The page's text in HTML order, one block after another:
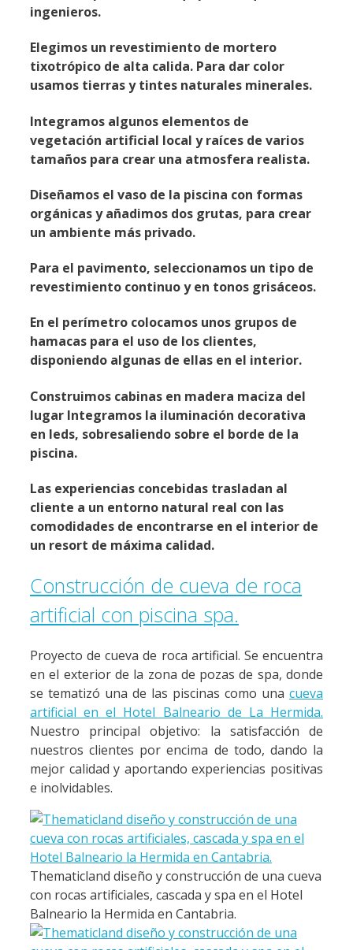
ingenieros.
Elegimos un revestimiento de mortero
tixotrópico de alta calida. Para dar color
usamos tierras y tintes naturales minerales.
Integramos algunos elementos de
vegetación artificial local y raíces de varios
tamaños para crear una atmosfera realista.
Diseñamos el vaso de la piscina con formas
orgánicas y añadimos dos grutas, para crear
un ambiente más privado.
Para el pavimento, seleccionamos un tipo de
revestimiento continuo y en tonos grisáceos.
En el perímetro colocamos unos grupos de
hamacas para el uso de los clientes,
disponiendo algunas de ellas en el interior.
Construimos cabinas en madera maciza del
lugar Integramos la iluminación decorativa
en leds, sobresaliendo sobre el borde de la
piscina.
Las experiencias concebidas trasladan al
cliente a un entorno natural real con las
comodidades de encontrarse en el interior de
un resort de máxima calidad.
Construcción de cueva de roca
artificial con piscina spa.
Proyecto de cueva de roca artificial. Se encuentra
en el exterior de la zona de pozas de spa, donde
se tematizó una de las piscinas como una cueva
artificial en el Hotel Balneario de La Hermida.
Nuestro principal objetivo: la satisfacción de
nuestros clientes por encima de todo, dando la
mejor calidad y aportando experiencias positivas
e inolvidables.
Thematicland diseño y construcción de una cueva
con rocas artificiales, cascada y spa en el Hotel
Balneario la Hermida en Cantabria.